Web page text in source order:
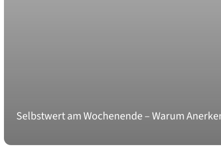
Selbstwert am Wochenende – Warum